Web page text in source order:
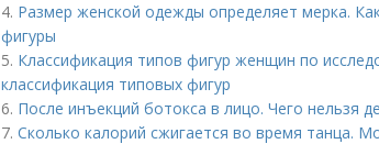
4. Размер женской одежды определяет мерка.
фигуры
5. Классификация типов фигур женщин по
классификация типовых фигур
6. После инъекций бoтoкса в лицо. Чего нельзя
7. Сколько калорий сжигается во время танца.